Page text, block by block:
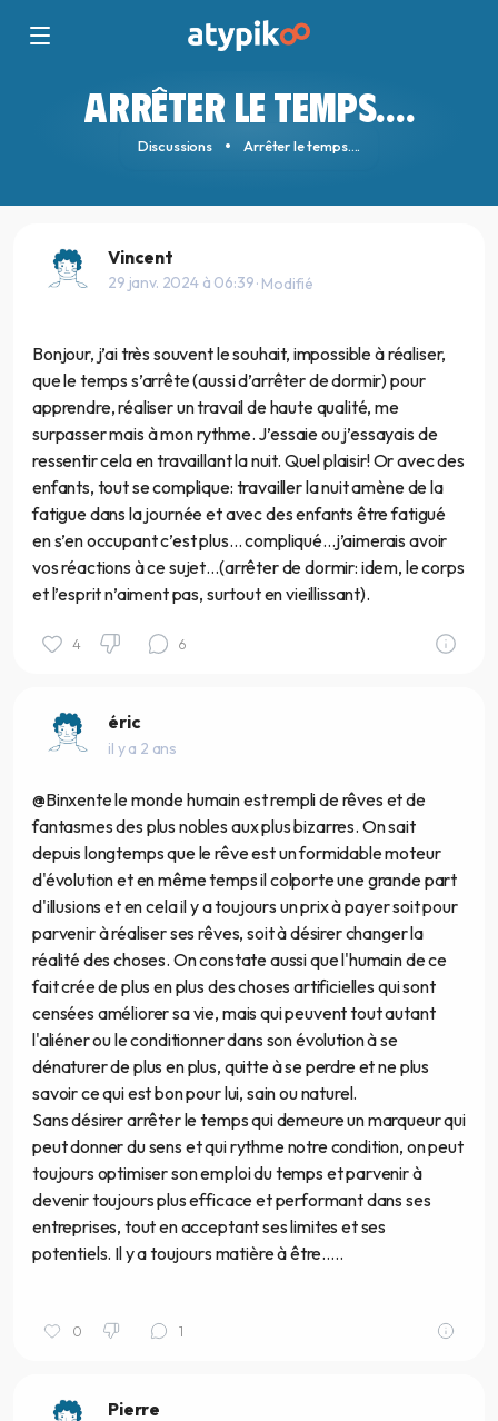
ARRÊTER LE TEMPS….
Discussions Arrêter le temps….
Vincent
29 janv. 2024 à 06:39· Modifié
Bonjour, j’ai très souvent le souhait, impossible à réaliser,
que le temps s’arrête (aussi d’arrêter de dormir) pour
apprendre, réaliser un travail de haute qualité, me
surpasser mais à mon rythme. J’essaie ou j’essayais de
ressentir cela en travaillant la nuit. Quel plaisir! Or avec des
enfants, tout se complique: travailler la nuit amène de la
fatigue dans la journée et avec des enfants être fatigué
en s’en occupant c’est plus… compliqué…j’aimerais avoir
vos réactions à ce sujet…(arrêter de dormir: idem, le corps
et l’esprit n’aiment pas, surtout en vieillissant).
4 6
éric
il y a 2 ans
@Binxente le monde humain est rempli de rêves et de
fantasmes des plus nobles aux plus bizarres. On sait
depuis longtemps que le rêve est un formidable moteur
d'évolution et en même temps il colporte une grande part
d'illusions et en cela il y a toujours un prix à payer soit pour
parvenir à réaliser ses rêves, soit à désirer changer la
réalité des choses. On constate aussi que l'humain de ce
fait crée de plus en plus des choses artificielles qui sont
censées améliorer sa vie, mais qui peuvent tout autant
l'aliéner ou le conditionner dans son évolution à se
dénaturer de plus en plus, quitte à se perdre et ne plus
savoir ce qui est bon pour lui, sain ou naturel.
Sans désirer arrêter le temps qui demeure un marqueur qui
peut donner du sens et qui rythme notre condition, on peut
toujours optimiser son emploi du temps et parvenir à
devenir toujours plus efficace et performant dans ses
entreprises, tout en acceptant ses limites et ses
potentiels. Il y a toujours matière à être.....
0 1
Pierre